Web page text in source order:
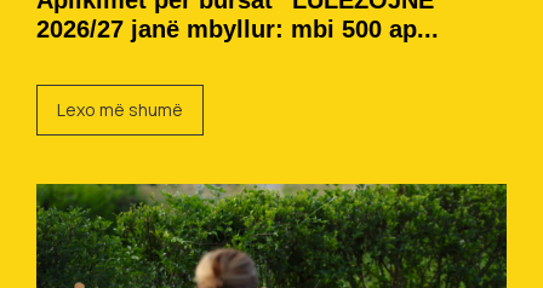
2026/27 janë mbyllur: mbi 500 ap...
Lexo më shumë